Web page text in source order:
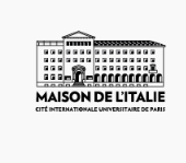
content